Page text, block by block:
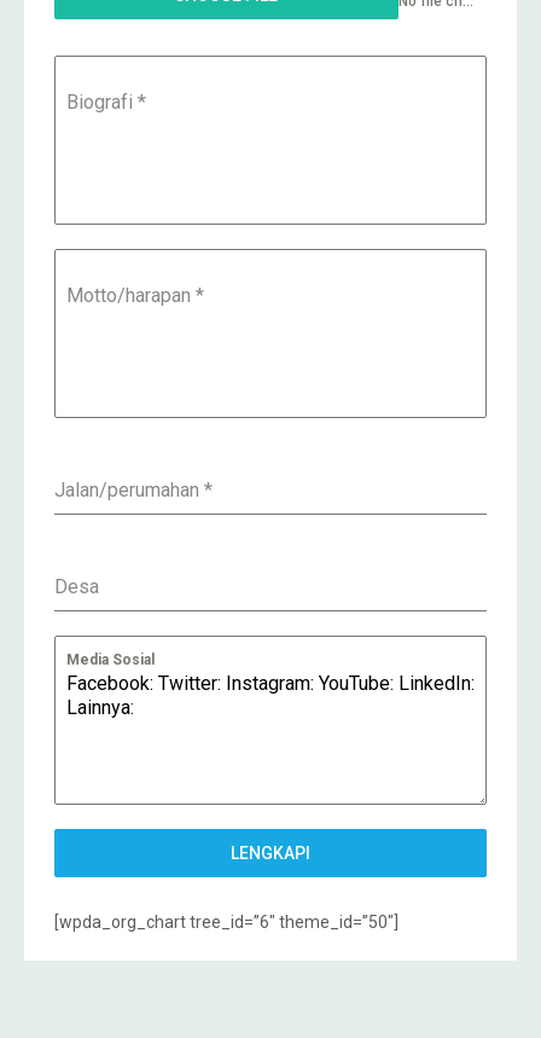
Biografi *
Motto/harapan *
Jalan/perumahan *
Desa
Media Sosial
LENGKAPI
[wpda_org_chart tree_id=”6″ theme_id=”50″]